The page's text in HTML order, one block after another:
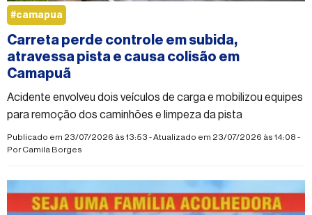
Carreta perde controle em subida,
atravessa pista e causa colisão em
Camapuã
Acidente envolveu dois veículos de carga e mobilizou equipes
para remoção dos caminhões e limpeza da pista
Publicado em 23/07/2026 às 13:53 - Atualizado em 23/07/2026 às 14:08 -
PorCamila Borges
#camapua